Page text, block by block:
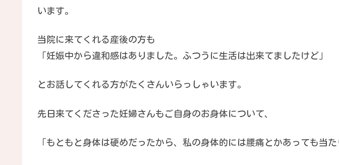
います。
当院に来てくれる産後の方も
「妊娠中から違和感はありました。ふつうに生活は出来てましたけど」
とお話してくれる方がたくさんいらっしゃいます。
先日来てくださった妊婦さんもご自身のお身体について、
「もともと身体は硬めだったから、私の身体的には腰痛とかあっても当た